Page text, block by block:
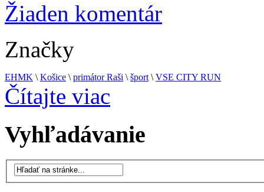
Žiaden komentár
Značky
EHMK \ Košice \ primátor Raši \ šport \ VSE CITY RUN
Čítajte viac
Vyhľadávanie